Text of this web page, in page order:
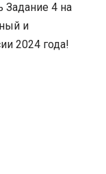
Задание 4 на
и
2024 года!